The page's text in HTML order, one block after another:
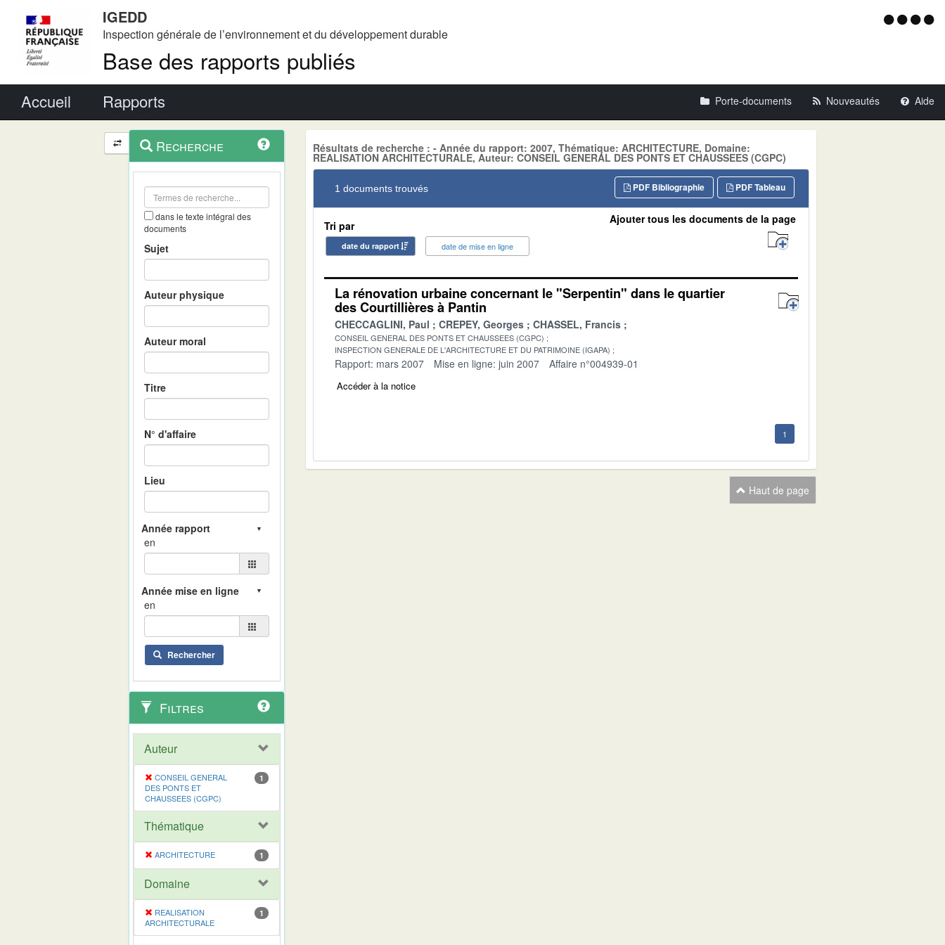
IGEDD
Inspection générale de l’environnement et du développement durable
Base des rapports publiés
Menu
Accueil Rapports Porte-documents Nouveautés Aide
Navigation
et
outils
contextuel
Recherche
dans le texte intégral des
documents
Sujet
Auteur physique
Auteur moral
Titre
N° d'affaire
Lieu
en
en
Rechercher
Filtres
Auteur
CONSEIL GENERAL
DES PONTS ET
CHAUSSEES (CGPC)
1
Thématique
ARCHITECTURE 1
Domaine
REALISATION
ARCHITECTURALE
1
Résultats de recherche : - Année du rapport: 2007, Thématique: ARCHITECTURE, Domaine:
REALISATION ARCHITECTURALE, Auteur: CONSEIL GENERAL DES PONTS ET CHAUSSEES (CGPC)
1 documents trouvés PDF Tableau
PDF Bibliographie
Tri par
date du rapport date de mise en ligne
Ajouter tous les documents de la page
La rénovation urbaine concernant le "Serpentin" dans le quartier
des Courtillières à Pantin
CHECCAGLINI, Paul CREPEY, Georges CHASSEL, Francis
CONSEIL GENERAL DES PONTS ET CHAUSSEES (CGPC)
INSPECTION GENERALE DE L'ARCHITECTURE ET DU PATRIMOINE (IGAPA)
Rapport: mars 2007 Mise en ligne: juin 2007 Affaire n°004939-01
Accéder à la notice
1
Haut de page